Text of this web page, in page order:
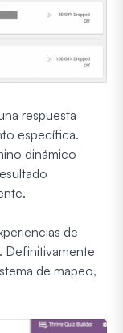
respuesta
específica.
dinámico
de
Definitivamente
de mapeo,